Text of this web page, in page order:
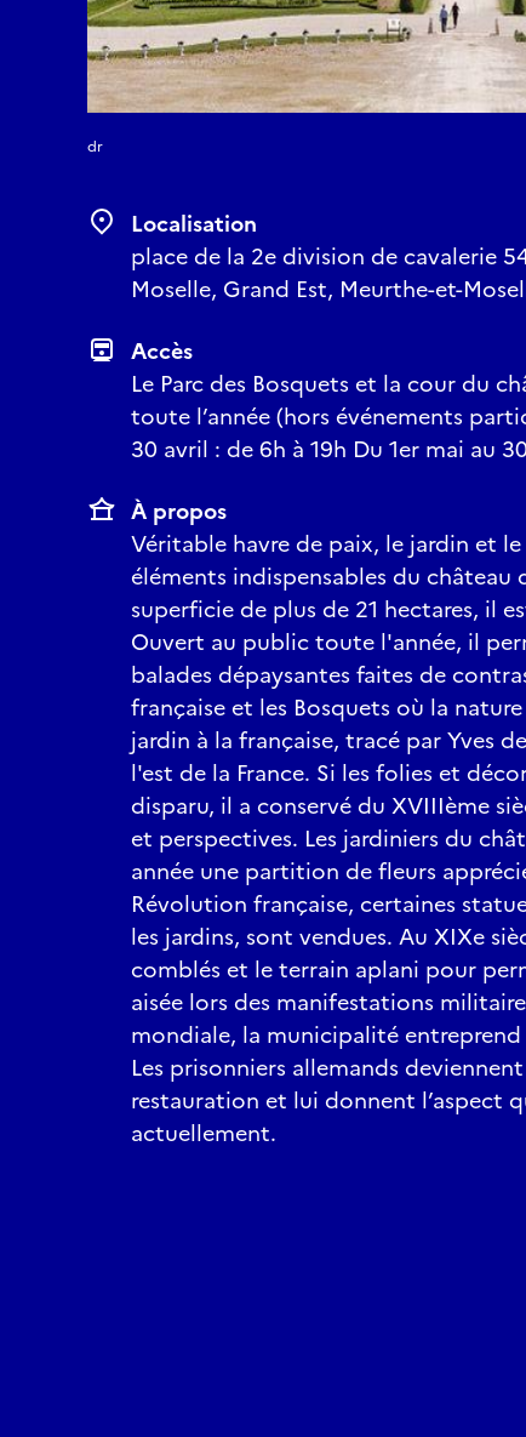
dr
Localisation
place de la 2e division de cavalerie
Moselle, Grand Est, Meurthe-et-
Accès
Le Parc des Bosquets et la cour du
toute l’année (hors événements
30 avril : de 6h à 19h Du 1er mai au
À propos
Véritable havre de paix, le jardin et
éléments indispensables du château
superficie de plus de 21 hectares, il
Ouvert au public toute l'année, il
balades dépaysantes faites de
française et les Bosquets où la
jardin à la française, tracé par Yves
l'est de la France. Si les folies et
disparu, il a conservé du XVIIIème
et perspectives. Les jardiniers du
année une partition de fleurs
Révolution française, certaines
les jardins, sont vendues. Au XIXe
comblés et le terrain aplani pour
aisée lors des manifestations
mondiale, la municipalité
Les prisonniers allemands
restauration et lui donnent l’aspect
actuellement.